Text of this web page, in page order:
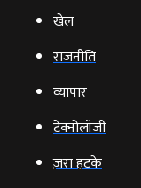
खेल
राजनीति
व्‍यापार
टेक्‍नोलॉजी
ज़रा हटके